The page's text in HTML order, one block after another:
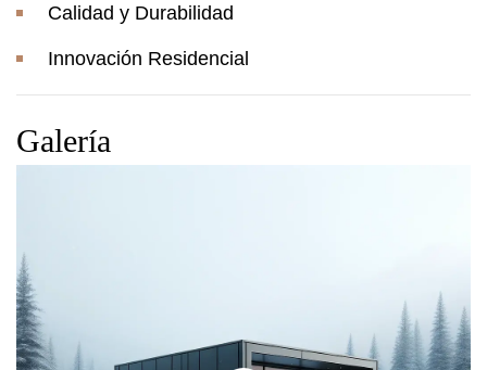
Calidad y Durabilidad
Innovación Residencial
Galería